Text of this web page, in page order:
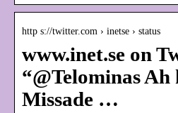
http s://twitter.com › inetse › status
www.inet.se on
“@Telominas
Missade …